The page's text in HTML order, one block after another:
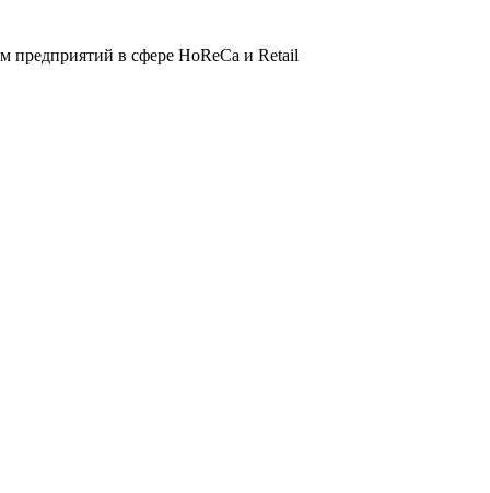
предприятий в сфере HoReCa и Retail